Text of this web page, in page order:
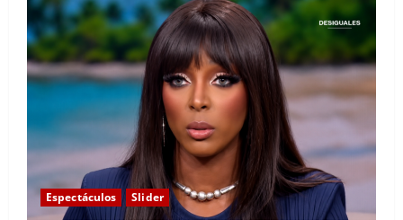
Espectáculos Slider